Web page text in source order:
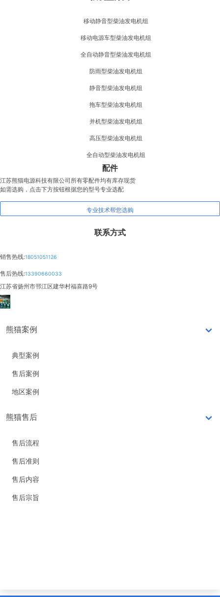
移动静音型柴油发电机组
移动电源车型柴油发电机组
全自动静音型柴油发电机组
防雨型柴油发电机组
静音型柴油发电机组
拖车型柴油发电机组
并机型柴油发电机组
高压型柴油发电机组
全自动型柴油发电机组
配件
江苏熊猫电源科技有限公司所有零配件均有库存现货
如需选购，点击下方按钮根据您的型号专业选配
专业技术帮您选购
联系方式
销售热线:18051051126
售后热线:13390660033
江苏省扬州市邗江区建华村福喜路9号
熊猫案例
典型案例
售后案例
地区案例
熊猫售后
售后流程
售后准则
售后内容
售后宗旨